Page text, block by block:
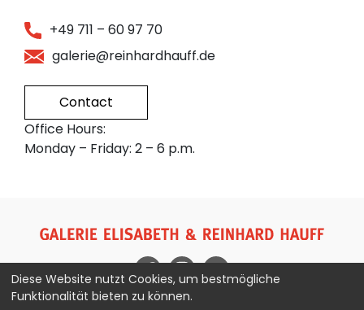
+49 711 – 60 97 70
galerie@reinhardhauff.de
Contact
Office Hours:
Monday – Friday: 2 – 6 p.m.
ImprintPrivacy Policy
Diese Website nutzt Cookies, um bestmögliche
Funktionalität bieten zu können.